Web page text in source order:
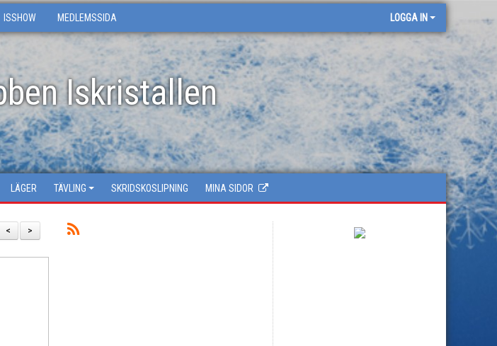
ISSHOW MEDLEMSSIDA LOGGA IN
Iskristallen
LÄGER TÄVLING SKRIDSKOSLIPNING MINA SIDOR
>
<